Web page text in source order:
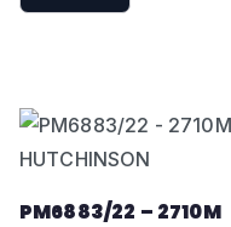
PM6883/22 – 2710M